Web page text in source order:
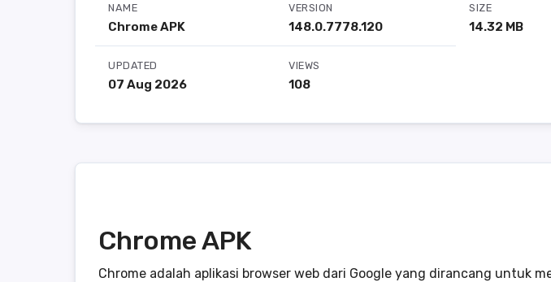
NAME
Chrome APK
VERSION
148.0.7778.120
SIZE
14.32 MB
UPDATED
07 Aug 2026
VIEWS
108
Chrome APK
Chrome adalah aplikasi browser web dari Google yang dirancang untuk